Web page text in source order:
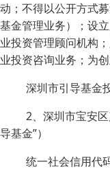
动；不得以公开方式
基金管理业务）；设
业投资管理顾问机构
业投资咨询业务；为
深圳市引导基金
2、深圳市宝安
导基金”）
统一社会信用代